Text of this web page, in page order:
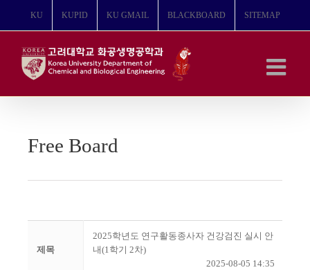
뛰
KU KUPID KU GMAIL BLACKBOARD SITEMAP
Free Board
제목
2025학년도 연구활동종사자 건강검진 실시 안
내(1학기 2차)
2025-08-05 14:35